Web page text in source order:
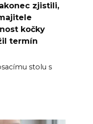
zjistili,
kočky
termín
stolu s